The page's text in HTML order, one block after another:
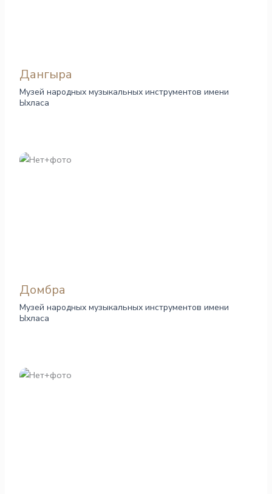
Дангыра
Музей народных музыкальных инструментов имени
Ыхласа
Домбра
Музей народных музыкальных инструментов имени
Ыхласа